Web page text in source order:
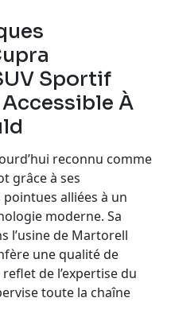
Sportif
À
reconnu comme
grâce à ses
alliées à un
moderne. Sa
l’usine de Martorell
une qualité de
de l’expertise du
toute la chaîne